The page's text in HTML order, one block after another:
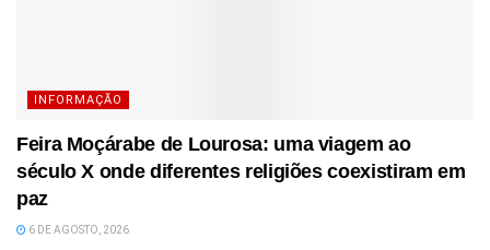
INFORMAÇÃO
Feira Moçárabe de Lourosa: uma viagem ao
século X onde diferentes religiões coexistiram em
paz
6 DE AGOSTO, 2026